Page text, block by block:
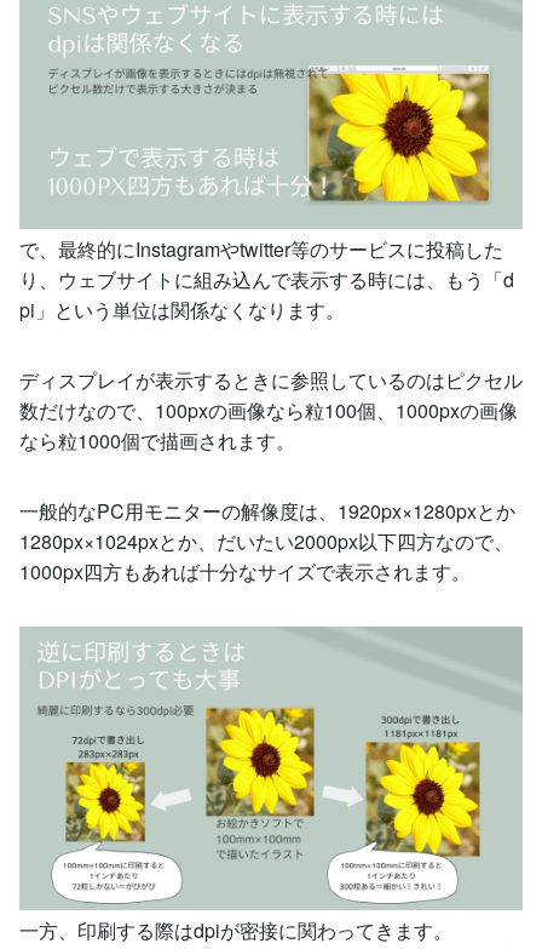
で、最終的にInstagramやtwitter等のサービスに投稿した
り、ウェブサイトに組み込んで表示する時には、もう「d
pi」という単位は関係なくなります。
ディスプレイが表示するときに参照しているのはピクセル
数だけなので、100pxの画像なら粒100個、1000pxの画像
なら粒1000個で描画されます。
一般的なPC用モニターの解像度は、1920px×1280pxとか
1280px×1024pxとか、だいたい2000px以下四方なので、
1000px四方もあれば十分なサイズで表示されます。
一方、印刷する際はdpiが密接に関わってきます。